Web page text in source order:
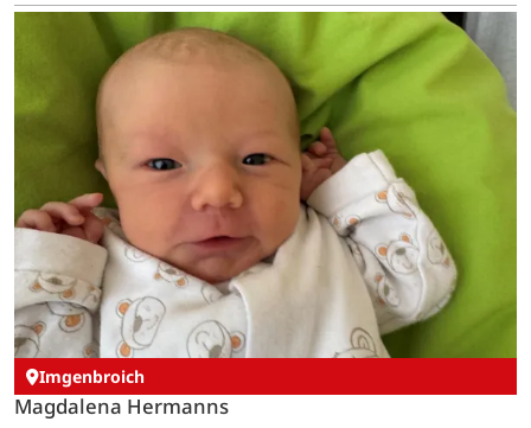
Imgenbroich
Magdalena Hermanns